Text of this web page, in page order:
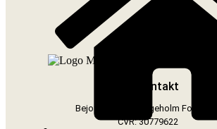
Kontakt
Bejoyus v/Iben Bøgeholm Folkmann
CVR: 30779622